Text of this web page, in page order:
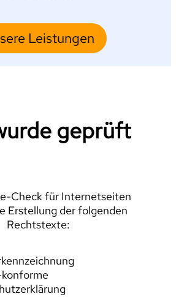
Leistungen
geprüft
Check für Internetseiten
Erstellung der folgenden
Rechtstexte: